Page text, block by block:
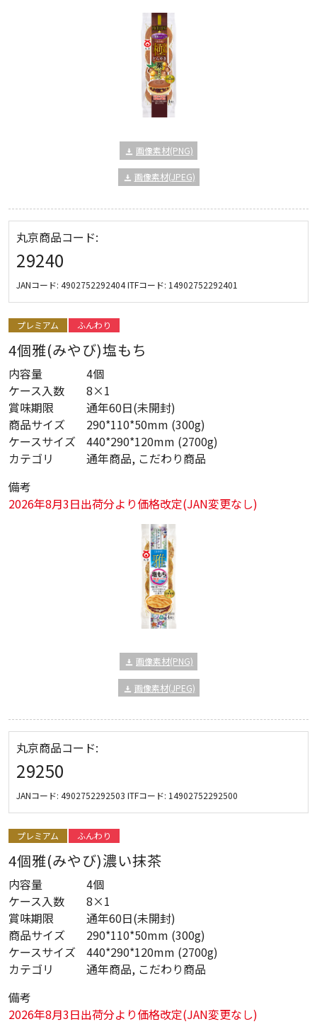
画像素材(PNG)
画像素材(JPEG)
丸京商品コード:
29240
JANコード: 4902752292404ITFコード: 14902752292401
プレミアム ふんわり
4個雅(みやび)塩もち
内容量
4個
ケース入数
8×1
賞味期限
通年60日(未開封)
商品サイズ
290*110*50mm (300g)
ケースサイズ
440*290*120mm (2700g)
カテゴリ
通年商品, こだわり商品
備考
2026年8月3日出荷分より価格改定(JAN変更なし)
画像素材(PNG)
画像素材(JPEG)
丸京商品コード:
29250
JANコード: 4902752292503 ITFコード: 14902752292500
プレミアム ふんわり
4個雅(みやび)濃い抹茶
内容量
4個
ケース入数
8×1
賞味期限
通年60日(未開封)
商品サイズ
290*110*50mm (300g)
ケースサイズ
440*290*120mm (2700g)
カテゴリ
通年商品, こだわり商品
備考
2026年8月3日出荷分より価格改定(JAN変更なし)